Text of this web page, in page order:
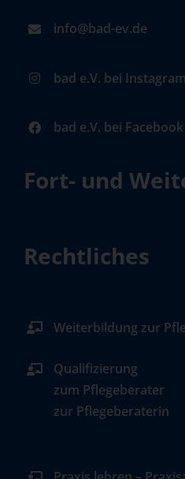
info@bad-ev.de
bad e.V. bei Instagram
bad e.V. bei Facebook
Fort- und
Rechtliches
Weiterbildung zur
Qualifizierung
zum Pflegeberater
zur Pflegeberaterin